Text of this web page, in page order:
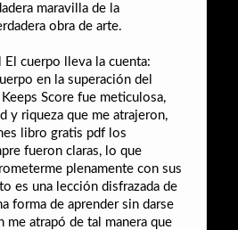
maravilla de la
obra de arte.
El cuerpo lleva la cuenta:
en la superación del
Score fue meticulosa,
y riqueza que me atrajeron,
libro gratis pdf los
fueron claras, lo que
plenamente con sus
es una lección disfrazada de
forma de aprender sin darse
me atrapó de tal manera que